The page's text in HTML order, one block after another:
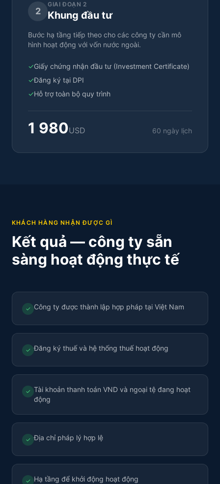
2
GIAI ĐOẠN 2
Khung đầu tư
Bước hạ tầng tiếp theo cho các công ty cần mô
hình hoạt động với vốn nước ngoài.
✓Giấy chứng nhận đầu tư (Investment Certificate)
✓Đăng ký tại DPI
✓Hỗ trợ toàn bộ quy trình
1 980USD 60 ngày lịch
KHÁCH HÀNG NHẬN ĐƯỢC GÌ
Kết quả — công ty sẵn
sàng hoạt động thực tế
✓ Công ty được thành lập hợp pháp tại Việt Nam
✓ Đăng ký thuế và hệ thống thuế hoạt động
✓ Tài khoản thanh toán VND và ngoại tệ đang hoạt
động
✓ Địa chỉ pháp lý hợp lệ
✓ Hạ tầng để khởi động hoạt động